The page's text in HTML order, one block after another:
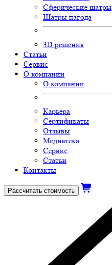
Сферические шатры
Шатры пагода
3D решения
Статьи
Сервис
О компании
О компании
Карьера
Сертификаты
Отзывы
Медиатека
Сервис
Статьи
Контакты
Рассчитать стоимость